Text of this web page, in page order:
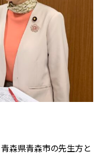
森県青森市の先生方と